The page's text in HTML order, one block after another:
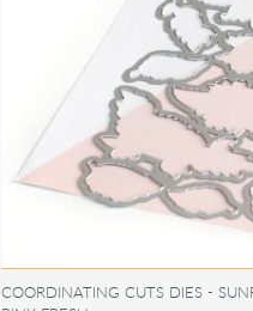
COORDINATING CUTS DIES -